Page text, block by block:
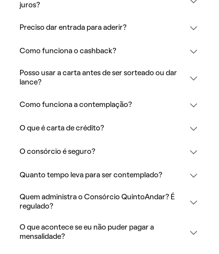
juros?
Preciso dar entrada para aderir?
Como funciona o cashback?
Posso usar a carta antes de ser sorteado ou dar
lance?
Como funciona a contemplação?
O que é carta de crédito?
O consórcio é seguro?
Quanto tempo leva para ser contemplado?
Quem administra o Consórcio QuintoAndar? É
regulado?
O que acontece se eu não puder pagar a
mensalidade?